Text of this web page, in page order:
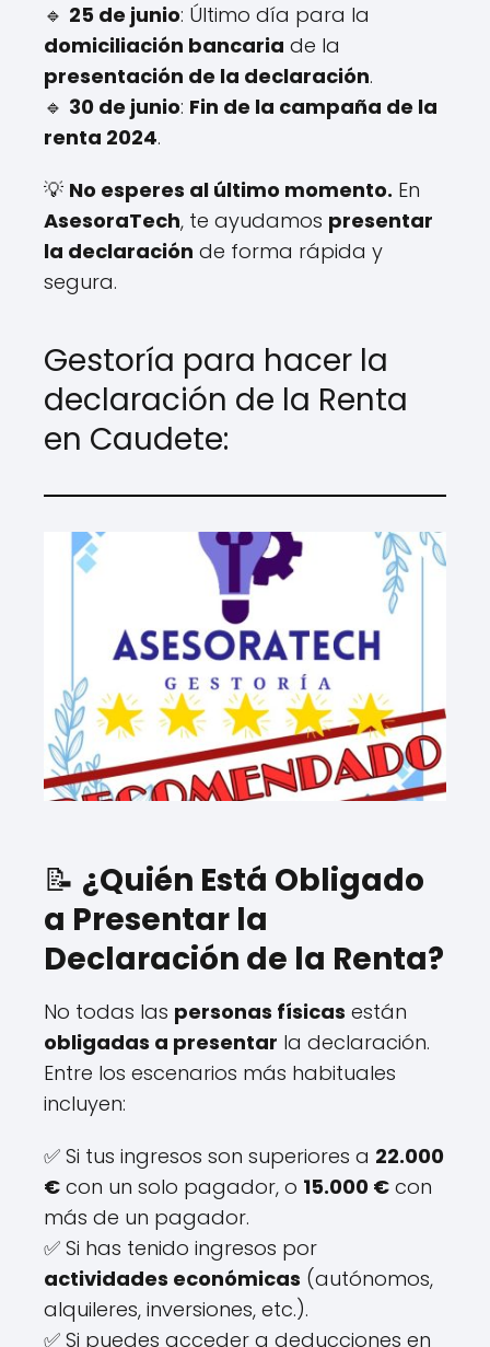
🔹 25 de junio: Último día para la
domiciliación bancaria de la
presentación de la declaración.
🔹 30 de junio: Fin de la campaña de la
renta 2024.
💡 No esperes al último momento. En
AsesoraTech, te ayudamos presentar
la declaración de forma rápida y
segura.
Gestoría para hacer la
declaración de la Renta
en Caudete:
📝 ¿Quién Está Obligado
a Presentar la
Declaración de la Renta?
No todas las personas físicas están
obligadas a presentar la declaración.
Entre los escenarios más habituales
incluyen:
✅ Si tus ingresos son superiores a 22.000
€ con un solo pagador, o 15.000 € con
más de un pagador.
✅ Si has tenido ingresos por
actividades económicas (autónomos,
alquileres, inversiones, etc.).
✅ Si puedes acceder a deducciones en